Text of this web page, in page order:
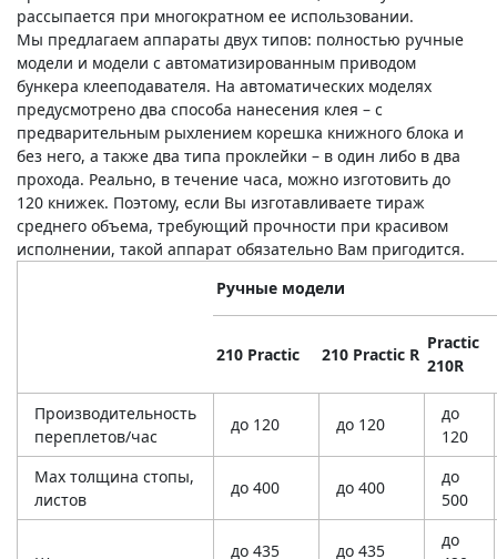
рассыпается при многократном ее использовании.
Мы предлагаем аппараты двух типов: полностью ручные
модели и модели с автоматизированным приводом
бункера клееподавателя. На автоматических моделях
предусмотрено два способа нанесения клея – с
предварительным рыхлением корешка книжного блока и
без него, а также два типа проклейки – в один либо в два
прохода. Реально, в течение часа, можно изготовить до
120 книжек. Поэтому, если Вы изготавливаете тираж
среднего объема, требующий прочности при красивом
исполнении, такой аппарат обязательно Вам пригодится.
Ручные модели
210 Practic 210 Practiс R
Practic
210R
Производительность
переплетов/час
до 120 до 120
до
120
Мах толщина стопы,
листов
до 400 до 400
до
500
до 435 до 435
до